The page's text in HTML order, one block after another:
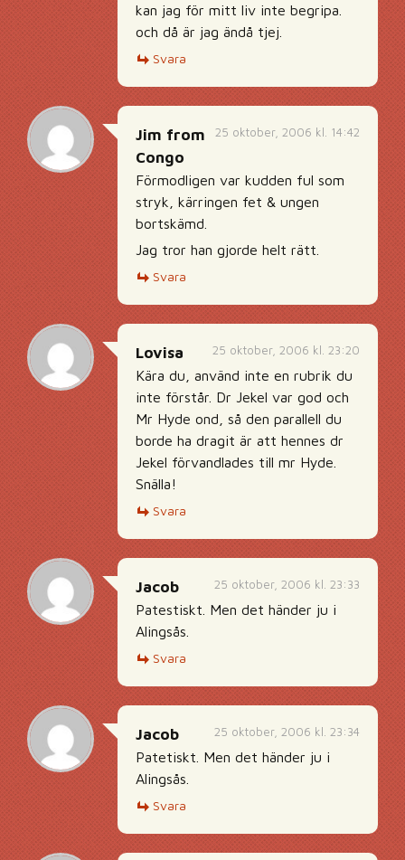
kan jag för mitt liv inte begripa.
och då är jag ändå tjej.
Svara
25 oktober, 2006 kl. 14:42
Jim from
Congo
Förmodligen var kudden ful som
stryk, kärringen fet & ungen
bortskämd.
Jag tror han gjorde helt rätt.
Svara
25 oktober, 2006 kl. 23:20
Lovisa
Kära du, använd inte en rubrik du
inte förstår. Dr Jekel var god och
Mr Hyde ond, så den parallell du
borde ha dragit är att hennes dr
Jekel förvandlades till mr Hyde.
Snälla!
Svara
25 oktober, 2006 kl. 23:33
Jacob
Patestiskt. Men det händer ju i
Alingsås.
Svara
25 oktober, 2006 kl. 23:34
Jacob
Patetiskt. Men det händer ju i
Alingsås.
Svara